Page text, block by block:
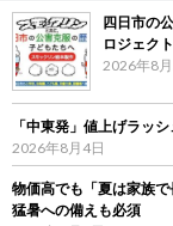
四日市の
ロジェク
2026年8
「中東発」値上げラッ
2026年8月4日
物価高でも「夏は家族
猛暑への備えも必須